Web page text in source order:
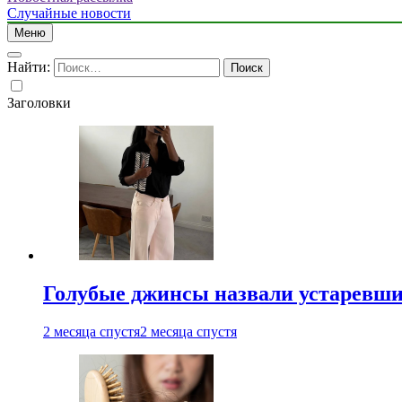
Случайные новости
Меню
Найти:
Заголовки
Голубые джинсы назвали
2 месяца спустя2 месяца спустя